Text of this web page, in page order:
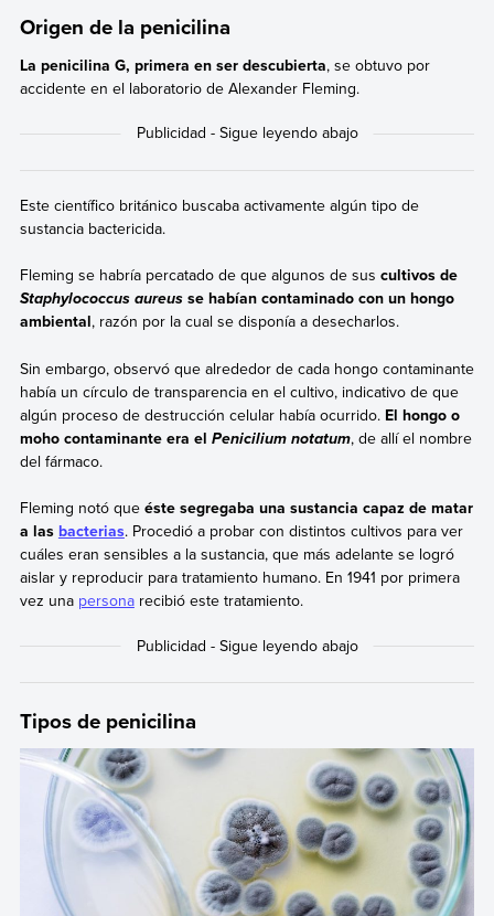
Origen de la penicilina
La penicilina G, primera en ser descubierta, se obtuvo por
accidente en el laboratorio de Alexander Fleming.
Este científico británico buscaba activamente algún tipo de
sustancia bactericida.
Fleming se habría percatado de que algunos de sus cultivos de
Staphylococcus aureusse habían contaminado con un hongo
ambiental, razón por la cual se disponía a desecharlos.
Sin embargo, observó que alrededor de cada hongo contaminante
había un círculo de transparencia en el cultivo, indicativo de que
algún proceso de destrucción celular había ocurrido. El hongo o
moho contaminante era el Penicilium notatum, de allí el nombre
del fármaco.
Fleming notó que éste segregaba una sustancia capaz de matar
a las bacterias. Procedió a probar con distintos cultivos para ver
cuáles eran sensibles a la sustancia, que más adelante se logró
aislar y reproducir para tratamiento humano. En 1941 por primera
vez una personarecibió este tratamiento.
Tipos de penicilina